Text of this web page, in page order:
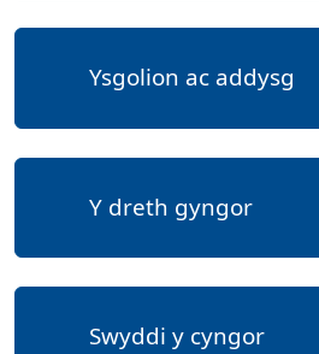
Ysgolion ac addysg
Y dreth gyngor
Swyddi y cyngor